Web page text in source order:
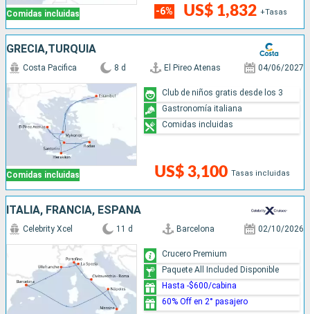
Comidas incluidas -6% US$ 1,832 +Tasas
GRECIA,TURQUÍA
Comidas incluidas
Costa Pacifica 8 d El Pireo Atenas 04/06/2027
US$ 3,100 Tasas incluidas
Club de niños gratis desde los 3
Gastronomía italiana
Comidas incluidas
ITALIA, FRANCIA, ESPAÑA
Celebrity Xcel 11 d Barcelona 02/10/2026
Crucero Premium
Paquete All Included Disponible
Hasta -$600/cabina
60% Off en 2° pasajero